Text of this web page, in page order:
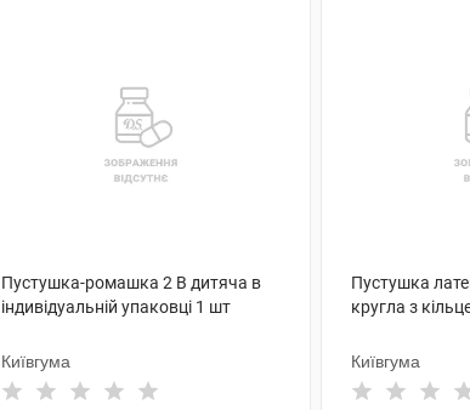
Пустушка-ромашка 2 В дитяча в
індивідуальній упаковці 1 шт
Київгума
Пустушка
кругла з
Київгума